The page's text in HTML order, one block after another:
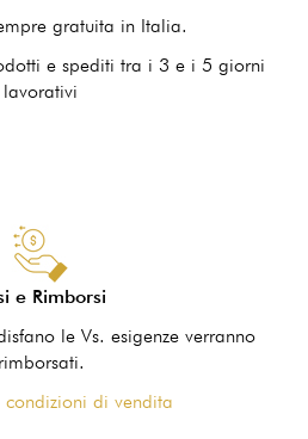
gratuita in Italia.
e spediti tra i 3 e i 5 giorni
lavorativi
e Rimborsi
le Vs. esigenze verranno
rimborsati.
condizioni di vendita